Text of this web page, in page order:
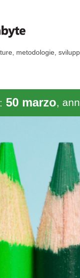
metodologie,
50 marzo,